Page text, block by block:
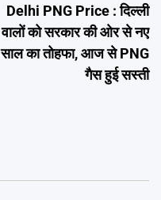
Delhi PNG Price : दिल्ली
वालों को सरकार की ओर से नए
साल का तोहफा, आज से PNG
गैस हुई सस्ती